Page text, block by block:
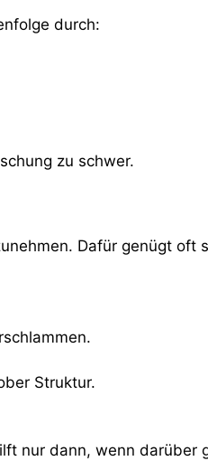
durch:
zu schwer.
Dafür genügt oft
Struktur.
nur dann, wenn darüber